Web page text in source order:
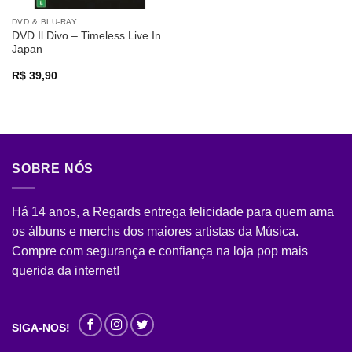
DVD & BLU-RAY
DVD Il Divo – Timeless Live In
Japan
R$39,90
SOBRE NÓS
Há 14 anos, a Regards entrega felicidade para quem ama
os álbuns e merchs dos maiores artistas da Música.
Compre com segurança e confiança na loja pop mais
querida da internet!
SIGA-NOS!